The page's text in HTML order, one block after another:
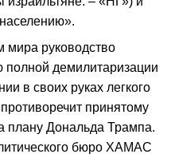
мира руководство
демилитаризации
в своих руках легкого
принятому
плану Дональда Трампа.
бюро ХАМАС